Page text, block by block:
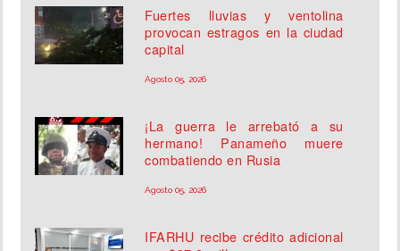
Fuertes lluvias y ventolina
provocan estragos en la ciudad
capital
Agosto 05, 2026
¡La guerra le arrebató a su
hermano! Panameño muere
combatiendo en Rusia
Agosto 05, 2026
IFARHU recibe crédito adicional